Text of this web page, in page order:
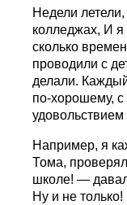
Недели
колледжах, И
сколько
проводили с
делали.
по-хорошему, с
удовольствием
Например, я
Тома,
школе! —
Ну и не